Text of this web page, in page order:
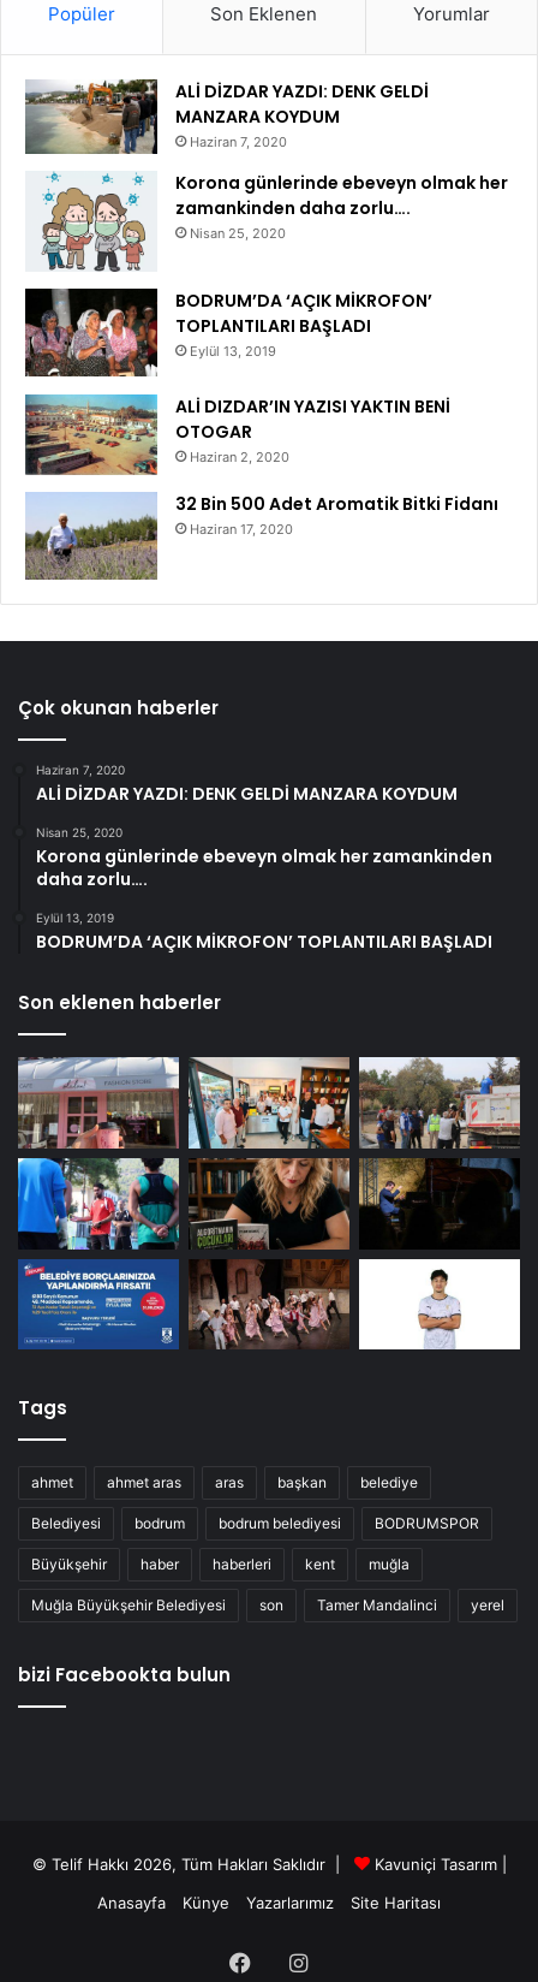
Popüler Son Eklenen Yorumlar
ALİ DİZDAR YAZDI: DENK GELDİ
MANZARA KOYDUM
Haziran 7, 2020
Korona günlerinde ebeveyn olmak her
zamankinden daha zorlu….
Nisan 25, 2020
BODRUM’DA ‘AÇIK MİKROFON’
TOPLANTILARI BAŞLADI
Eylül 13, 2019
ALİ DIZDAR’IN YAZISI YAKTIN BENİ
OTOGAR
Haziran 2, 2020
32 Bin 500 Adet Aromatik Bitki Fidanı
Haziran 17, 2020
Çok okunan haberler
Haziran 7, 2020
ALİ DİZDAR YAZDI: DENK GELDİ MANZARA KOYDUM
Nisan 25, 2020
Korona günlerinde ebeveyn olmak her zamankinden
daha zorlu….
Eylül 13, 2019
BODRUM’DA ‘AÇIK MİKROFON’ TOPLANTILARI BAŞLADI
Son eklenen haberler
Tags
ahmet ahmet aras aras başkan belediye
Belediyesi bodrum bodrum belediyesi BODRUMSPOR
Büyükşehir haber haberleri kent muğla
Muğla Büyükşehir Belediyesi son Tamer Mandalinci yerel
bizi Facebookta bulun
© Telif Hakkı 2026, Tüm Hakları Saklıdır | Kavuniçi Tasarım|
Anasayfa
Künye Yazarlarımız Site Haritası
FacebookInstagram